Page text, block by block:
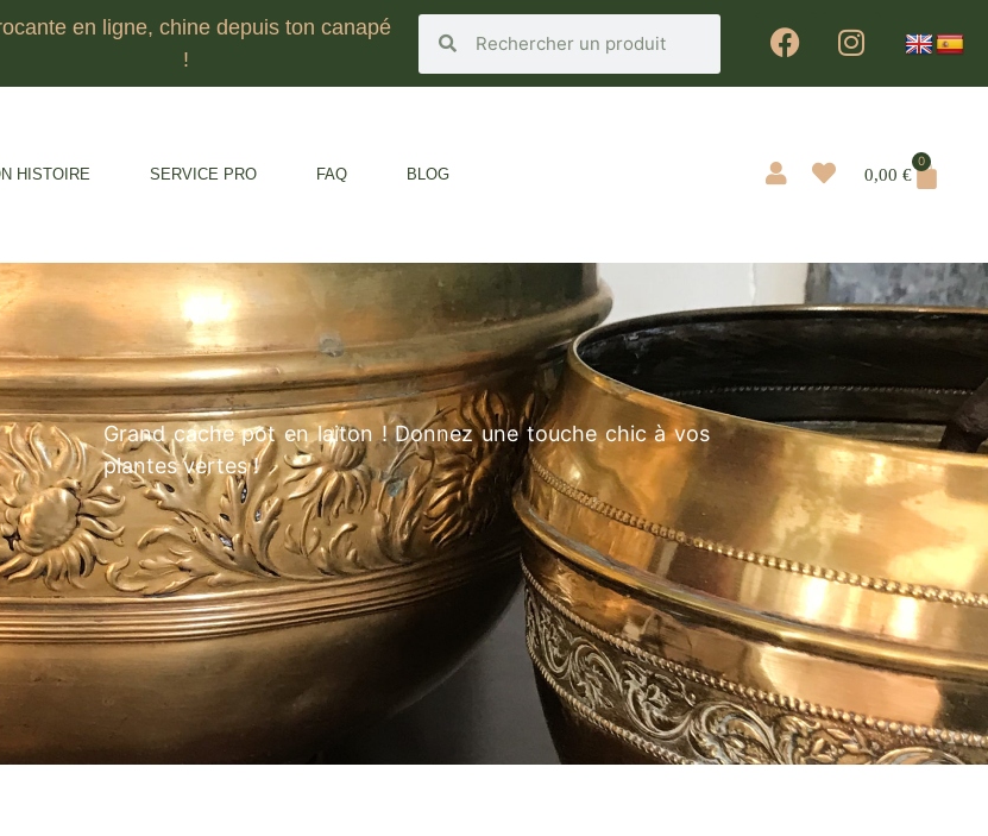
en ligne, chine depuis ton canapé
!
HISTOIRE SERVICE PRO FAQ BLOG 0,00€
0
Grand cache pot en laiton ! Donnez une touche chic à vos
plantes vertes !